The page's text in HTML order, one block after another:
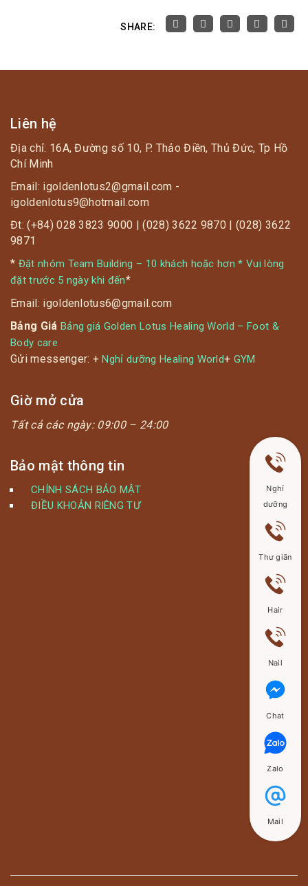
SHARE:
Liên hệ
Địa chỉ: 16A, Đường số 10, P. Thảo Điền, Thủ Đức, Tp Hồ
Chí Minh
Email: igoldenlotus2@gmail.com -
igoldenlotus9@hotmail.com
Đt: (+84) 028 3823 9000 | (028) 3622 9870 | (028) 3622
9871
* Đặt nhóm Team Building – 10 khách hoặc hơn * Vui lòng
đặt trước 5 ngày khi đến*
Email: igoldenlotus6@gmail.com
Bảng Giá Bảng giá Golden Lotus Healing World – Foot &
Body care
Gửi messenger: +Nghỉ dưỡng Healing World+ GYM
Giờ mở cửa
Tất cả các ngày: 09:00 – 24:00
Bảo mật thông tin
CHÍNH SÁCH BẢO MẬT
ĐIỀU KHOẢN RIÊNG TƯ
Nghỉ
dưỡng
Thư giãn
Hair
Nail
Chat
Zalo
Mail